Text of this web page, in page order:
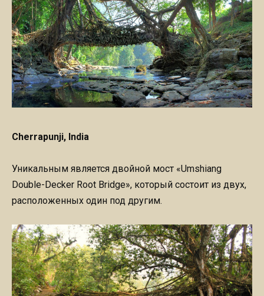
Cherrapunji, India
Уникальным является двойной мост «Umshiang
Double-Decker Root Bridge», который состоит из двух,
расположенных один под другим.